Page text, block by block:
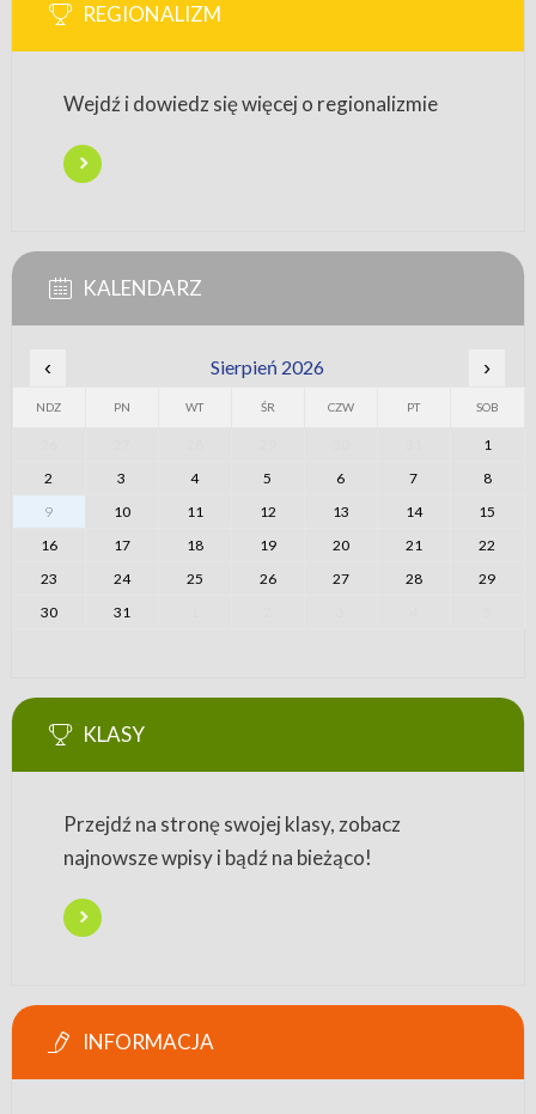
REGIONALIZM
Wejdź i dowiedz się więcej o regionalizmie
KALENDARZ
‹ Sierpień 2026 ›
NDZ PN WT ŚR CZW PT SOB
1
2
3 4 5 6 7
8
9
10 11 12 13 14
15
16
17 18 19 20 21
22
23
24 25 26 27 28
29
30
31
KLASY
Przejdź na stronę swojej klasy, zobacz
najnowsze wpisy i bądź na bieżąco!
INFORMACJA